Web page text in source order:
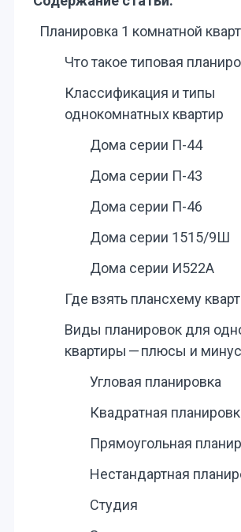
Планировка 1 комнатной
Что такое типовая
Классификация и типы
однокомнатных квартир
Дома серии П-44
Дома серии П-43
Дома серии П-46
Дома серии 1515/9Ш
Дома серии И522А
Где взять плансхему
Виды планировок для
квартиры — плюсы и
Угловая планировка
Квадратная
Прямоугольная
Нестандартная
Студия